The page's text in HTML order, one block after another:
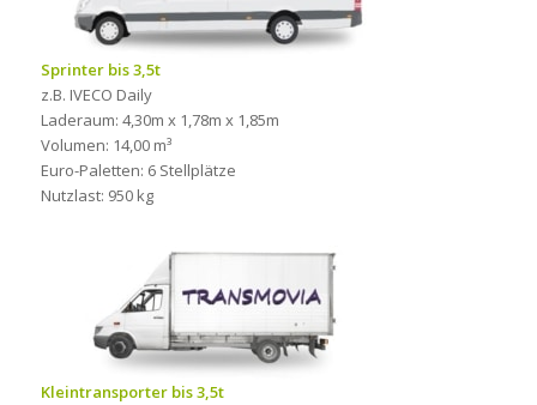
Sprinter bis 3,5t
z.B. IVECO Daily
Laderaum: 4,30m x 1,78m x 1,85m
Volumen: 14,00 m³
Euro-Paletten: 6 Stellplätze
Nutzlast: 950 kg
Kleintransporter bis 3,5t